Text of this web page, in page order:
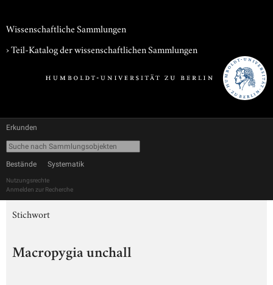
Wissenschaftliche Sammlungen
› Teil-Katalog der wissenschaftlichen Sammlungen
Erkunden
Bestände Systematik
Nutzungsrechte
Anmelden zur Recherche
Stichwort
Macropygia unchall